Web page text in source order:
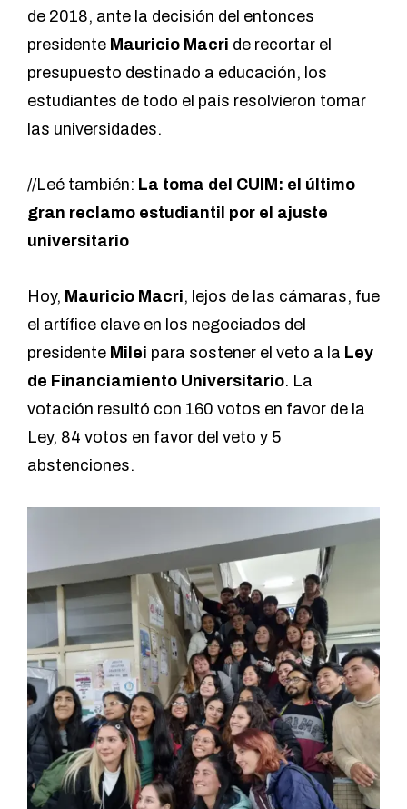
de 2018, ante la decisión del entonces
presidente Mauricio Macri de recortar el
presupuesto destinado a educación, los
estudiantes de todo el país resolvieron tomar
las universidades.
//Leé también: La toma del CUIM: el último
gran reclamo estudiantil por el ajuste
universitario
Hoy, Mauricio Macri, lejos de las cámaras, fue
el artífice clave en los negociados del
presidente Milei para sostener el veto a la Ley
de Financiamiento Universitario. La
votación resultó con 160 votos en favor de la
Ley, 84 votos en favor del veto y 5
abstenciones.